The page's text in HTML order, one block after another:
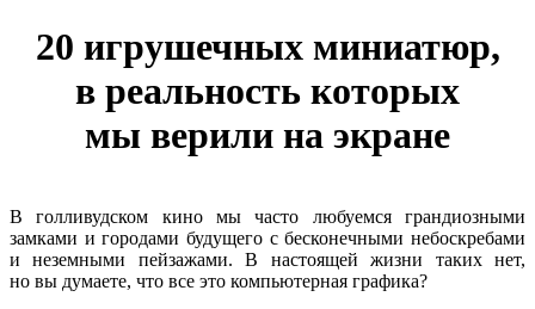
20 игрушечных миниатюр,
в реальность которых
мы верили на экране
В голливудском кино мы часто любуемся грандиозными
замками и городами будущего с бесконечными небоскребами
и неземными пейзажами. В настоящей жизни таких нет,
но вы думаете, что все это компьютерная графика?